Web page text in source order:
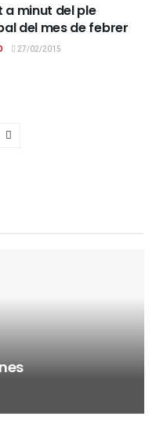
a minut del ple
del mes de febrer
27/02/2015